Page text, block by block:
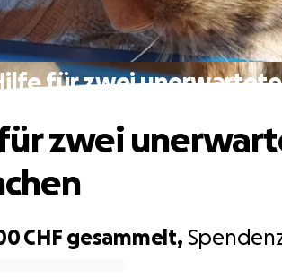
für zwei
CHF gesammelt,
zwei